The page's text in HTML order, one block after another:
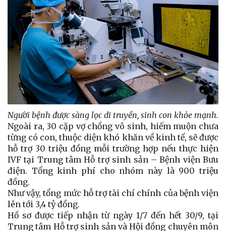
Người bệnh được sàng lọc di truyền, sinh con khỏe mạnh.
Ngoài ra, 30 cặp vợ chồng vô sinh, hiếm muộn chưa
từng có con, thuộc diện khó khăn về kinh tế, sẽ được
hỗ trợ 30 triệu đồng mỗi trường hợp nếu thực hiện
IVF tại Trung tâm Hỗ trợ sinh sản – Bệnh viện Bưu
điện. Tổng kinh phí cho nhóm này là 900 triệu
đồng.
Như vậy, tổng mức hỗ trợ tài chí chính của bệnh viện
lên tới 3,4 tỷ đồng.
Hồ sơ được tiếp nhận từ ngày 1/7 đến hết 30/9, tại
Trung tâm Hỗ trợ sinh sản và Hội đồng chuyên môn